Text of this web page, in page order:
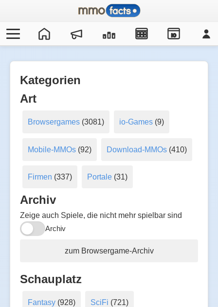
IO
Kategorien
Art
Browsergames(3081) io-Games (9)
Mobile-MMOs(92) Download-MMOs (410)
Firmen (337) Portale (31)
Archiv
Zeige auch Spiele, die nicht mehr spielbar sind
Archiv
zum Browsergame-Archiv
Schauplatz
Fantasy(928) SciFi (721)